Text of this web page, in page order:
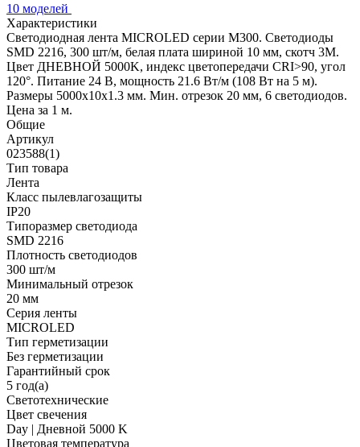
10 моделей
Характеристики
Светодиодная лента MICROLED серии M300. Светодиоды
SMD 2216, 300 шт/м, белая плата шириной 10 мм, скотч 3M.
Цвет ДНЕВНОЙ 5000K, индекс цветопередачи CRI>90, угол
120°. Питание 24 В, мощность 21.6 Вт/м (108 Вт на 5 м).
Размеры 5000x10x1.3 мм. Мин. отрезок 20 мм, 6 светодиодов.
Цена за 1 м.
Общие
Артикул
023588(1)
Тип товара
Лента
Класс пылевлагозащиты
IP20
Типоразмер светодиода
SMD 2216
Плотность светодиодов
300 шт/м
Минимальный отрезок
20 мм
Серия ленты
MICROLED
Тип герметизации
Без герметизации
Гарантийный срок
5 год(а)
Светотехнические
Цвет свечения
Day | Дневной 5000 K
Цветовая температура